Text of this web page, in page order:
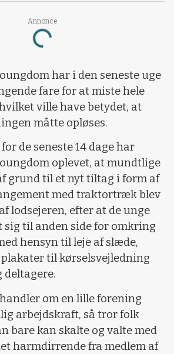
Annonce
Loading...
har i den seneste uge
fare for at miste hele
ville have betydet, at
måtte opløses.
de seneste 14 dage har
oplevet, at mundtlige
grund til et nyt tiltag i form af
med traktortræk blev
lodsejeren, efter at de unge
sig til anden side for omkring
hensyn til leje af slæde,
til kørselsvejledning
om en lille forening
arbejdskraft, så tror folk
bare kan skalte og valte med
harmdirrende fra medlem af